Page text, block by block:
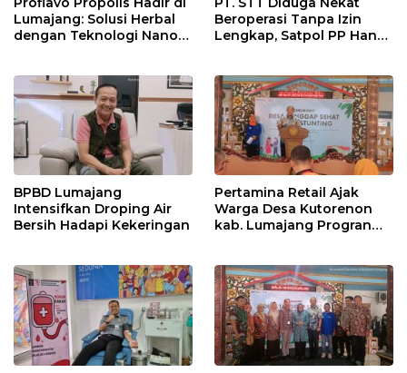
Lumajang: Solusi Herbal
dengan Teknologi Nano
Beroperasi Tanpa Izin
Lengkap, Satpol PP Hanya
BPBD Lumajang
Intensifkan Droping Air
Bersih Hadapi Kekeringan
Pertamina Retail Ajak
Warga Desa Kutorenon
kab. Lumajang Progran
Darurat